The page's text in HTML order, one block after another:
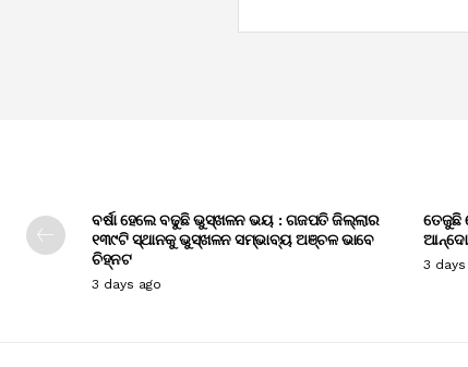
ବର୍ଷା ହେଲେ ବଢୁଛି ଭୁସ୍ଖଳନ ଭୟ : ଗଜପତି ଜିଲ୍ଲାର
୧୩୯ଟି ସ୍ଥାନକୁ ଭୁସ୍ଖଳନ ସମ୍ଭାବ୍ୟ ଅଞ୍ଚଳ ଭାବେ
ଚିହ୍ନଟ
3 days ago
ତେଜୁଛି
3 days